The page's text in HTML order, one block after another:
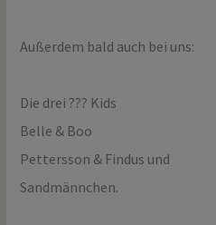
Außerdem bald auch bei uns:
Die drei ??? Kids
Belle & Boo
Pettersson & Findus und
Sandmännchen.